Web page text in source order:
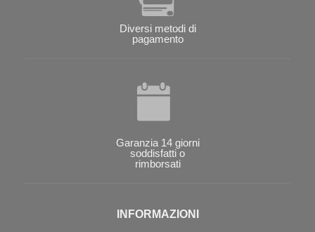
Diversi metodi di
pagamento
Garanzia 14 giorni
soddisfatti o
rimborsati
INFORMAZIONI